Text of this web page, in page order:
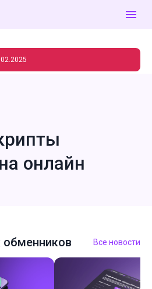
онлайн
обменников Все новости